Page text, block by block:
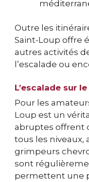
Outre les
Saint-Loup offre
autres activités
l’escalade ou
L’escalade sur
Pour les
Loup est un
abruptes offrent
tous les niveaux,
grimpeurs
sont
permettent une